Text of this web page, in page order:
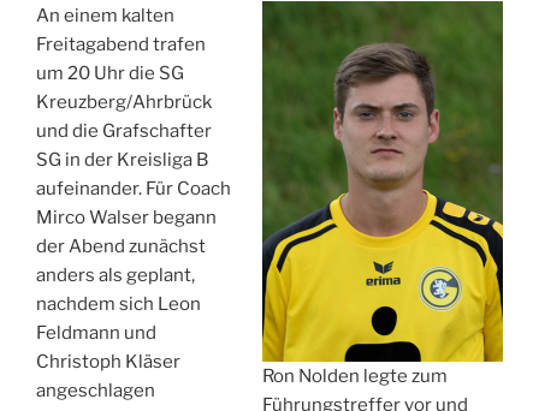
Ron Nolden legte zum
Führungstreffer vor und
An einem kalten
Freitagabend trafen
um 20 Uhr die SG
Kreuzberg/Ahrbrück
und die Grafschafter
SG in der Kreisliga B
aufeinander. Für Coach
Mirco Walser begann
der Abend zunächst
anders als geplant,
nachdem sich Leon
Feldmann und
Christoph Kläser
angeschlagen